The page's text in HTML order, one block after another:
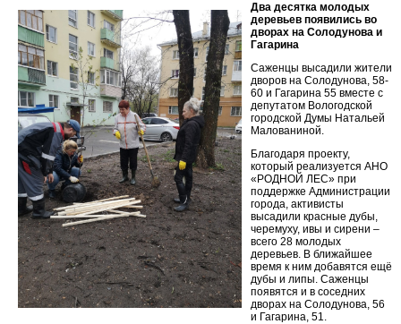
Два десятка молодых
деревьев появились во
дворах на Солодунова и
Гагарина
Саженцы высадили жители
дворов на Солодунова, 58-
60 и Гагарина 55 вместе с
депутатом Вологодской
городской Думы Натальей
Малованиной.
Благодаря проекту,
который реализуется АНО
«РОДНОЙ ЛЕС» при
поддержке Администрации
города, активисты
высадили красные дубы,
черемуху, ивы и сирени –
всего 28 молодых
деревьев. В ближайшее
время к ним добавятся ещё
дубы и липы. Саженцы
появятся и в соседних
дворах на Солодунова, 56
и Гагарина, 51.